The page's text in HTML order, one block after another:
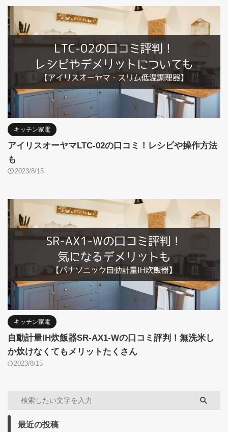
キッチン家電
アイリスオーヤマLTC-02の口コミ！レシピや操作方法
も
2023/8/15
キッチン家電
自動計量IH炊飯器SR-AX1-Wの口コミ評判！無洗米し
か炊けなくてもメリットたくさん
2023/8/15
最近の投稿